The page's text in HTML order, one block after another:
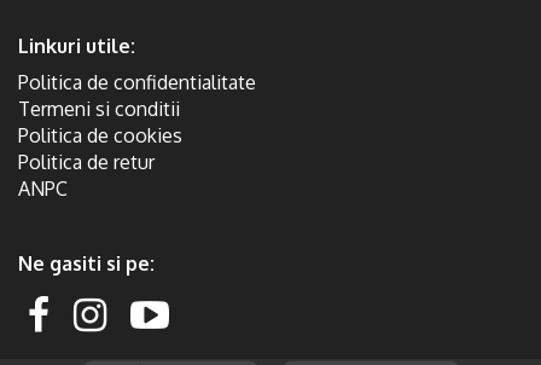
Linkuri utile:
Politica de confidentialitate
Termeni si conditii
Politica de cookies
Politica de retur
ANPC
Ne gasiti si pe: